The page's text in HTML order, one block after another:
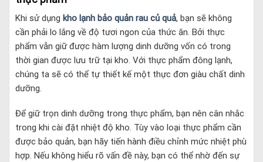
Khi sử dụng kho lạnh bảo quản rau củ quả, bạn sẽ không
cần phải lo lắng về độ tươi ngon của thức ăn. Bởi thực
phẩm vẫn giữ được hàm lượng dinh dưỡng vốn có trong
thời gian được lưu trữ tại kho. Với thực phẩm đông lạnh,
chúng ta sẽ có thể tự thiết kế một thực đơn giàu chất dinh
dưỡng.
Để giữ trọn dinh dưỡng trong thực phẩm, bạn nên cân nhắc
trong khi cài đặt nhiệt độ kho. Tùy vào loại thực phẩm cần
được bảo quản, bạn hãy tiến hành điều chỉnh mức nhiệt phù
hợp. Nếu không hiểu rõ vấn đề này, bạn có thể nhờ đến sự